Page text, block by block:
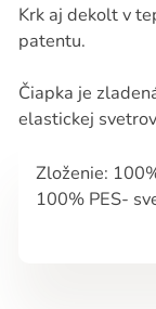
Krk aj dekolt v
patentu.
Čiapka je
elastickej
Zloženie:
100% PES-